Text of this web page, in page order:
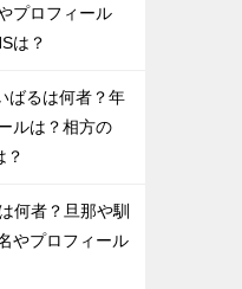
プロフィール
は？
ばるは何者？年
ルは？相方の
？
何者？旦那や馴
やプロフィール